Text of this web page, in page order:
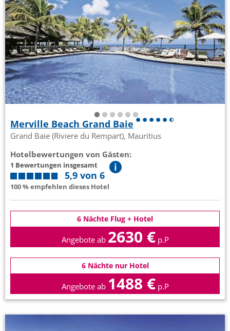
Merville Beach Grand Baie
Grand Baie (Riviere du Rempart), Mauritius
Hotelbewertungen von Gästen:
1 Bewertungen insgesamt
5,9 von 6
100 % empfehlen dieses Hotel
6 Nächte Flug + Hotel
Angebote ab 2630 € p.P
6 Nächte nur Hotel
Angebote ab 1488 € p.P